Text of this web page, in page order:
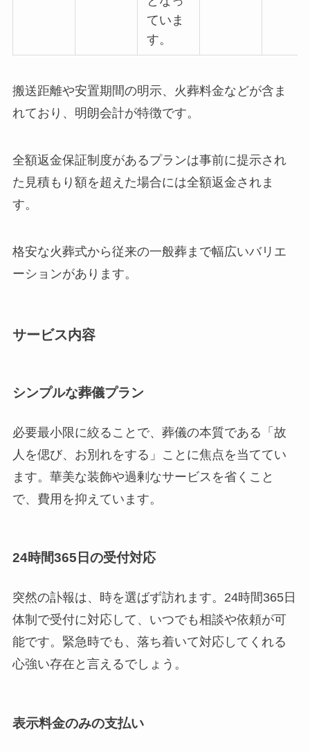
ていま
す。
搬送距離や安置期間の明示、火葬料金などが含ま
れており、明朗会計が特徴です。
全額返金保証制度があるプランは事前に提示され
た見積もり額を超えた場合には全額返金されま
す。
格安な火葬式から従来の一般葬まで幅広いバリエ
ーションがあります。
サービス内容
シンプルな葬儀プラン
必要最小限に絞ることで、葬儀の本質である「故
人を偲び、お別れをする」ことに焦点を当ててい
ます。華美な装飾や過剰なサービスを省くこと
で、費用を抑えています。
24時間365日の受付対応
突然の訃報は、時を選ばず訪れます。24時間365日
体制で受付に対応して、いつでも相談や依頼が可
能です。緊急時でも、落ち着いて対応してくれる
心強い存在と言えるでしょう。
表示料金のみの支払い